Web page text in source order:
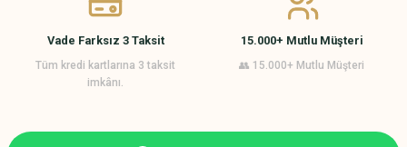
Vade Farksız 3 Taksit
Tüm kredi kartlarına 3 taksit
imkânı.
15.000+ Mutlu Müşteri
👥 15.000+ Mutlu Müşteri